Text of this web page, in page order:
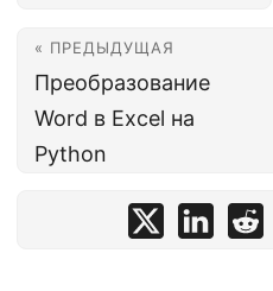
« ПРЕДЫДУЩАЯ
Преобразование
Word в Excel на
Python